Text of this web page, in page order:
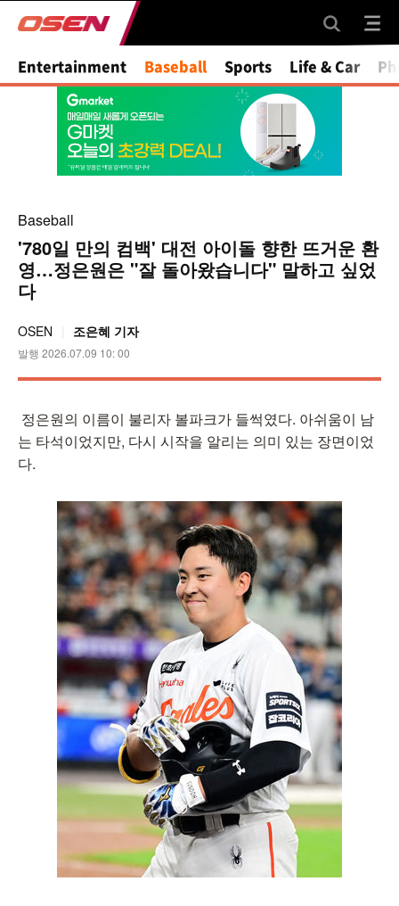
Entertainment Baseball Sports Life & Car
Baseball
'780일 만의 컴백' 대전 아이돌 향한 뜨거운 환
영…정은원은 "잘 돌아왔습니다" 말하고 싶었
다
OSEN 조은혜 기자
발행 2026.07.09 10: 00
정은원의 이름이 불리자 볼파크가 들썩였다. 아쉬움이 남
는 타석이었지만, 다시 시작을 알리는 의미 있는 장면이었
다.